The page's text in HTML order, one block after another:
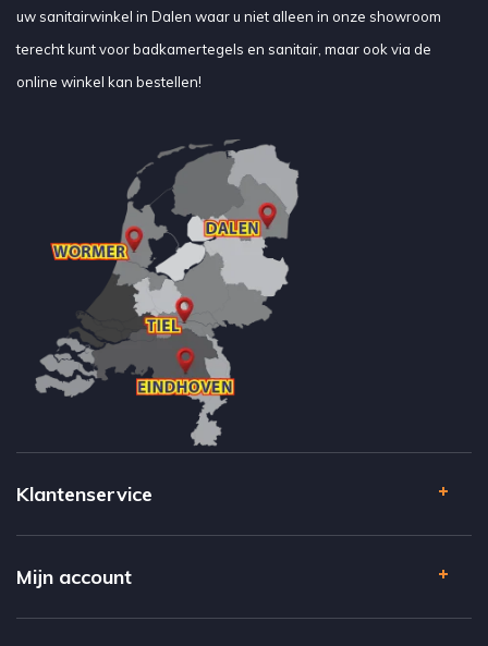
uw sanitairwinkel in Dalen waar u niet alleen in onze showroom
terecht kunt voor badkamertegels en sanitair, maar ook via de
online winkel kan bestellen!
Klantenservice
Mijn account